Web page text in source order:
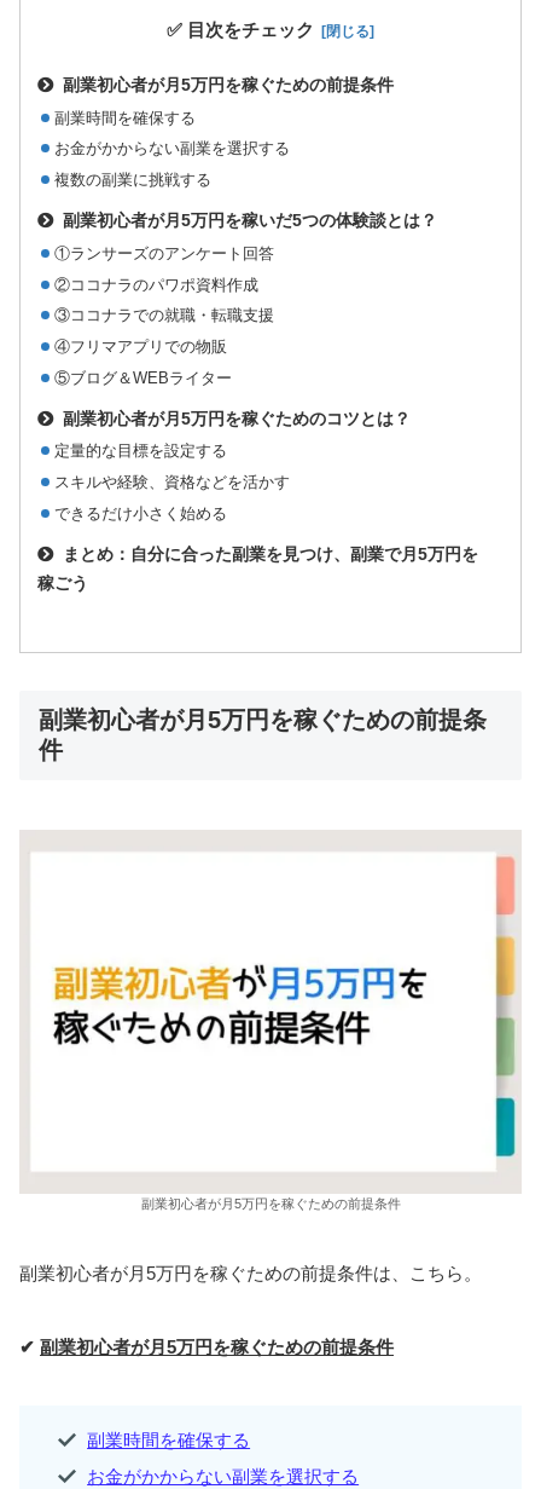
✅ 目次をチェック
副業初心者が月5万円を稼ぐための前提条件
副業時間を確保する
お金がかからない副業を選択する
複数の副業に挑戦する
副業初心者が月5万円を稼いだ5つの体験談とは？
①ランサーズのアンケート回答
②ココナラのパワポ資料作成
③ココナラでの就職・転職支援
④フリマアプリでの物販
⑤ブログ＆WEBライター
副業初心者が月5万円を稼ぐためのコツとは？
定量的な目標を設定する
スキルや経験、資格などを活かす
できるだけ小さく始める
まとめ：自分に合った副業を見つけ、副業で月5万円を
稼ごう
副業初心者が月5万円を稼ぐための前提条
件
副業初心者が月5万円を稼ぐための前提条件
副業初心者が月5万円を稼ぐための前提条件は、こちら。
✔ 副業初心者が月5万円を稼ぐための前提条件
副業時間を確保する
お金がかからない副業を選択する